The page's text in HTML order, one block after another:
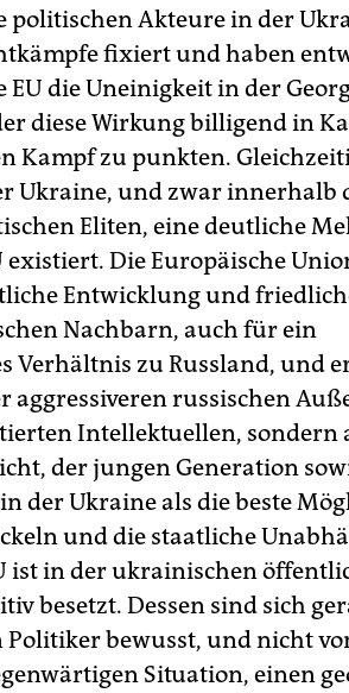
politischen Akteure in der
fixiert und haben
EU die Uneinigkeit in der
diese Wirkung billigend in
Kampf zu punkten.
Ukraine, und zwar innerhalb
Eliten, eine deutliche
Die Europäische
Entwicklung und
Nachbarn, auch für ein
Verhältnis zu Russland, und
aggressiveren russischen
Intellektuellen, sondern
der jungen Generation
der Ukraine als die beste
und die staatliche
ist in der ukrainischen
besetzt. Dessen sind sich
Politiker bewusst, und nicht
Situation, einen